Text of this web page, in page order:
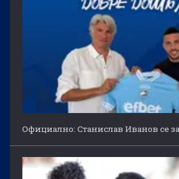
Официално: Станислав Иванов се